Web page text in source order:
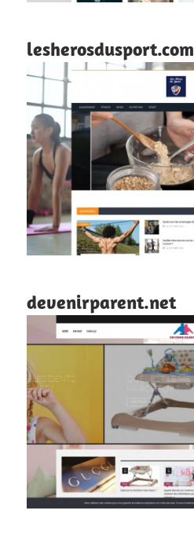
lesherosdusport.com
devenirparent.net